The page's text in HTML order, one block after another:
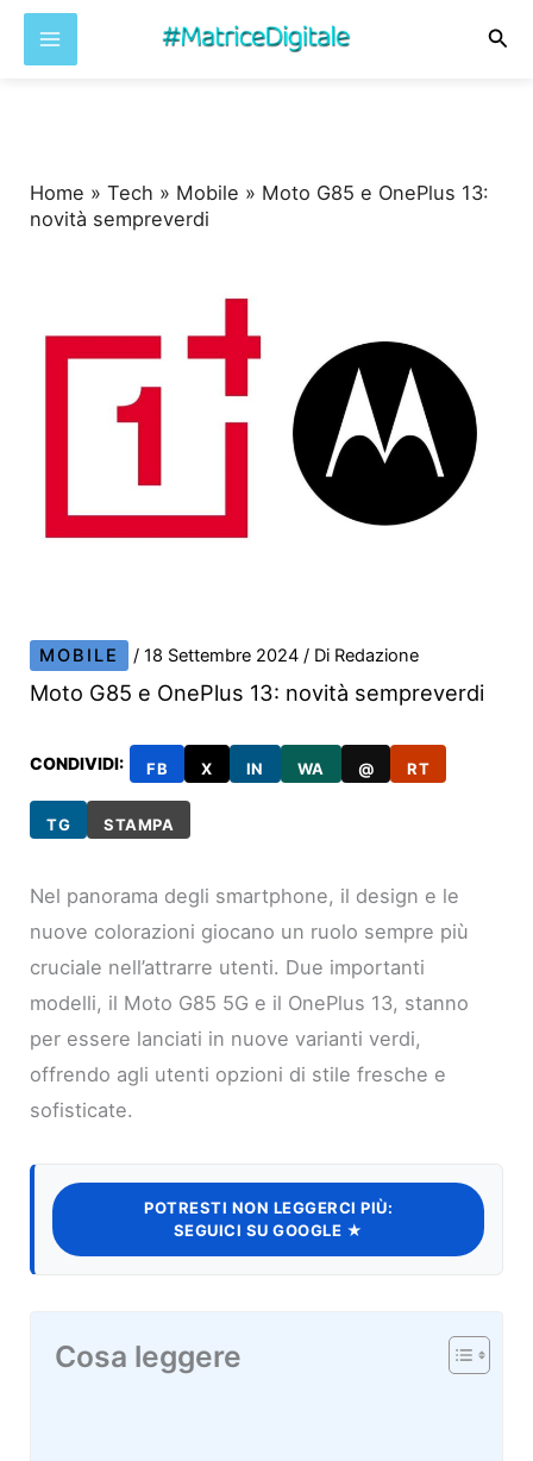
Home »Tech » Mobile » Moto G85 e OnePlus 13:
novità sempreverdi
MOBILE /18 Settembre 2024/ Di Redazione
Moto G85 e OnePlus 13: novità sempreverdi
CONDIVIDI: FB X IN WA @ RT
TG STAMPA
Nel panorama degli smartphone, il design e le
nuove colorazioni giocano un ruolo sempre più
cruciale nell’attrarre utenti. Due importanti
modelli, il Moto G85 5G e il OnePlus 13, stanno
per essere lanciati in nuove varianti verdi,
offrendo agli utenti opzioni di stile fresche e
sofisticate.
POTRESTI NON LEGGERCI PIÙ:
SEGUICI SU GOOGLE ★
Cosa leggere